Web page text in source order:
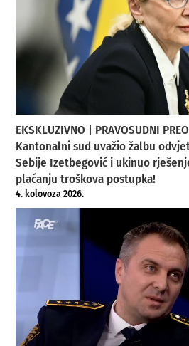
EKSKLUZIVNO | PRAVOSUDNI
Kantonalni sud uvažio žalbu
Sebije Izetbegović i ukinuo
plaćanju troškova postupka!
4. kolovoza 2026.